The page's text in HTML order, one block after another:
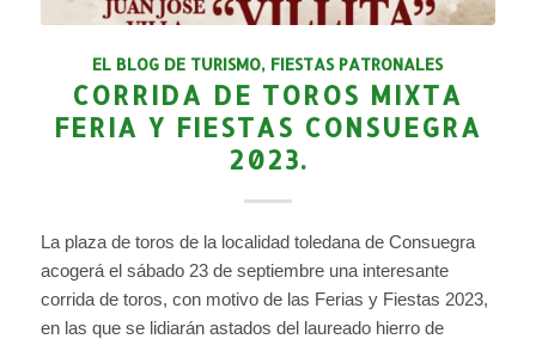
EL BLOG DE TURISMO, FIESTAS PATRONALES
CORRIDA DE TOROS MIXTA
FERIA Y FIESTAS CONSUEGRA
2023.
La plaza de toros de la localidad toledana de Consuegra
acogerá el sábado 23 de septiembre una interesante
corrida de toros, con motivo de las Ferias y Fiestas 2023,
en las que se lidiarán astados del laureado hierro de